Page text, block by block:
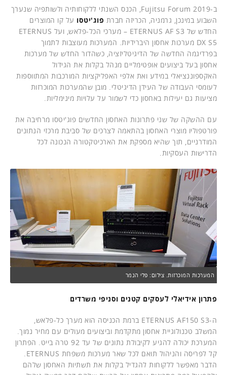
ב-Fujitsu Forum 2019, הכנס השנתי ללקוחותיה ולשותפיה שנערך
השבוע במינכן, גרמניה, הכריזה חברת פוג'יטסו על קו המוצרים
החדש של ETERNUS AF S3 – מערכי הכל-פלאש, ועל ETERNUS
DX S5 מערכות אחסון היברידיות. המערכות מעוצבות לתמוך
בפרדיגמה החדשה של הדיגיטליזציה, כשהדור החדש של מערכות
אחסון בעל ביצועים אופטימליים מנהל בקלות את הגידול
האקספוננציאלי במידע ואת אלפי האפליקציות המורכבות המתווספות
לעומסי העבודה של העידן הדיגיטלי. מובן שהמערכות המוכרזות
מציעות גם יעילות באחסון כדי לשמור על עלויות מינימליות.
עם ההשקה של שני פתרונות האחסון החדשים פוג'יטסו מרחיבה את
פורטפוליו מוצרי האחסון בהתאמה לצרכים של סביבת מרכזי הנתונים
המודרניים, תוך שהיא מספקת את הארכיטקטורה הנכונה לכל
הדרישות העסקיות.
המערכות המוכרזות. צילום: פלי הנמר
פתרון אידיאלי לעסקים קטנים וסניפי משרדים
ה-ETERNUS AF150 S3 ברמת הכניסה הוא מערך כל-פלאש,
המשלב טכנולוגיית אחסון מתקדמת וביצועים מעולים עם מחיר נמוך.
המערכת יכולה להגיע לקיבולת נתונים של עד 92 טרה בייט. הפתרון
הדבר מאפשר ללקוחות להגדיל בקלות את תשתיות האחסון שלהם